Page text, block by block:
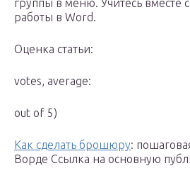
группы в меню. Учитесь вместе
работы в Word.
Оценка статьи:
votes, average:
out of 5)
Как сделать брошюру:
Ворде Ссылка на основную